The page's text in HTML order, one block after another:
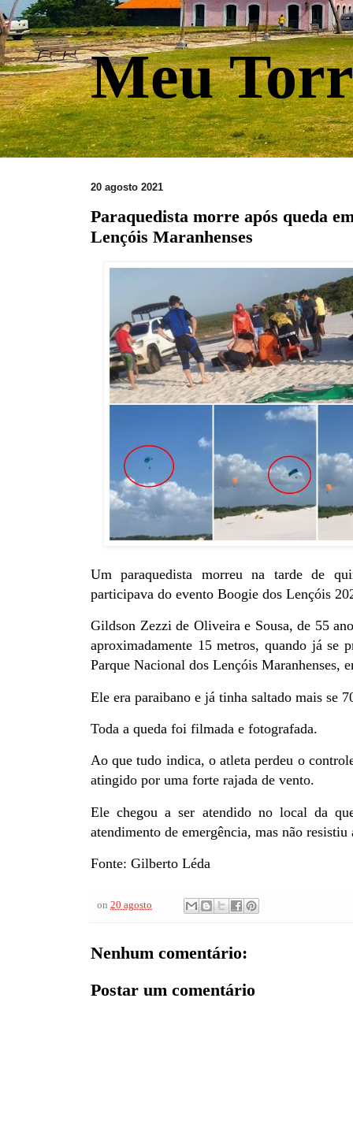
Meu
20 agosto 2021
Paraquedista morre após queda
Lençóis Maranhenses
Um paraquedista morreu na tarde de
participava do evento Boogie dos Lençóis
Gildson Zezzi de Oliveira e Sousa, de 55
aproximadamente 15 metros, quando já se
Parque Nacional dos Lençóis Maranhenses,
Ele era paraibano e já tinha saltado mais se
Toda a queda foi filmada e fotografada.
Ao que tudo indica, o atleta perdeu o
atingido por uma forte rajada de vento.
Ele chegou a ser atendido no local da
atendimento de emergência, mas não resistiu
Fonte: Gilberto Léda
on 20 agosto
Nenhum comentário:
Postar um comentário